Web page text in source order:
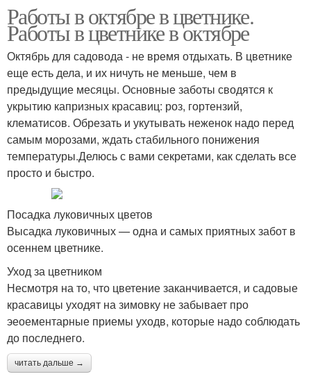
Работы в октябре в цветнике.
Работы в цветнике в октябре
Октябрь для садовода - не время отдыхать. В цветнике
еще есть дела, и их ничуть не меньше, чем в
предыдущие месяцы. Основные заботы сводятся к
укрытию капризных красавиц: роз, гортензий,
клематисов. Обрезать и укутывать неженок надо перед
самым морозами, ждать стабильного понижения
температуры.Делюсь с вами секретами, как сделать все
просто и быстро.
Посадка луковичных цветов
Высадка луковичных — одна и самых приятных забот в
осеннем цветнике.
Уход за цветником
Несмотря на то, что цветение заканчивается, и садовые
красавицы уходят на зимовку не забывает про
эеоементарные приемы уходв, которые надо соблюдать
до последнего.
читать дальше →